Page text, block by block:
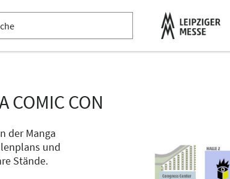
COMIC CON
der Manga
und
Stände.